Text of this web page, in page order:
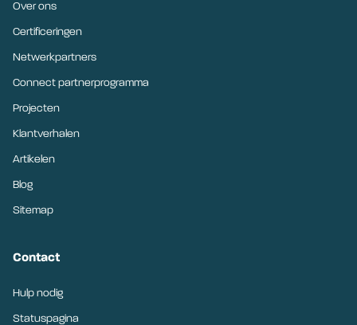
Over ons
Certificeringen
Netwerkpartners
Connect partnerprogramma
Projecten
Klantverhalen
Artikelen
Blog
Sitemap
Contact
Hulp nodig
Statuspagina